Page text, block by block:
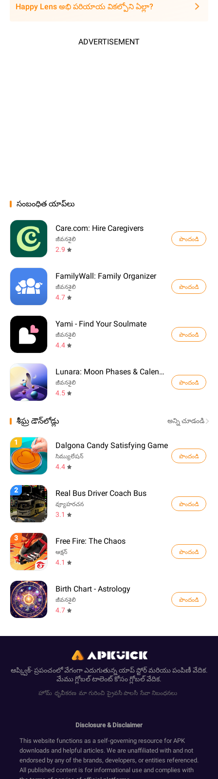
Happy Lens అభి పరియాయ వికల్పోని ఏల్లా?
ADVERTISEMENT
సంబంధిత యాప్‌లు
Care.com: Hire Caregivers
జీవనశైలి
2.9
పొందండి
FamilyWall: Family Organizer
జీవనశైలి
4.7
పొందండి
Yami - Find Your Soulmate
జీవనశైలి
4.4
పొందండి
Lunara: Moon Phases & Calendar
జీవనశైలి
4.5
పొందండి
శీఘ్ర డౌన్‌లోడ్లు అన్ని చూడండి
1 Dalgona Candy Satisfying Game
సిమ్యులేషన్
4.4
పొందండి
2 Real Bus Driver Coach Bus
వ్యూహరచన
3.1
పొందండి
3 Free Fire: The Chaos
ఆక్షన్
4.1
పొందండి
Birth Chart - Astrology
జీవనశైలి
4.7
పొందండి
ఆప్క్విక్- ప్రపంచంలో వేగంగా ఎదుగుతున్న యాప్ స్టోర్ మరియు పంపిణీ వేదిక.
మేము గ్లోబల్ టాలెంట్ కోసం గ్లోబల్ వేదిక.
హోమ్ ధృవీకరణ మా గురించి ప్రైవసీ పాలసీ సేవా నిబంధనలు
Disclosure & Disclaimer
This website functions as a self-governing resource for APK
downloads and helpful articles. We are unaffiliated with and not
endorsed by any of the brands, developers, or entities referenced.
All published content is for informational use and complies with